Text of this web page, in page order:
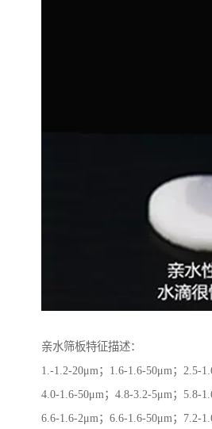
亲水筛板特征描述：
1.-1.2-20μm；1.6-1.6-50μm；2.5-
4.0-1.6-50μm；4.8-3.2-5μm；5.8-
6.6-1.6-2μm；6.6-1.6-50μm；7.2-